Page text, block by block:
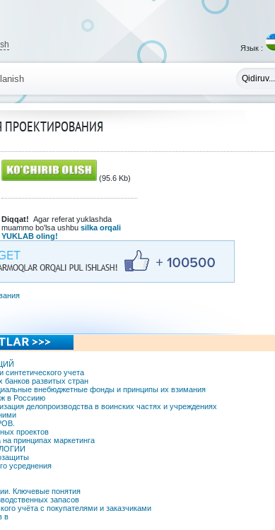
Язык :
(95.6 Kb)
Diqqat! Agar referat yuklashda
muammo bo'lsa ushbu silka orqali
YUKLAB oling!
синтетического учета
развитых стран
внебюджетные фонды и принципы их взимания
в Россиию
делопроизводства в воинских частях и учреждениях
проектов
принципах маркетинга
усреднения
Ключевые понятия
запасов
учёта с покупателями и заказчиками
в